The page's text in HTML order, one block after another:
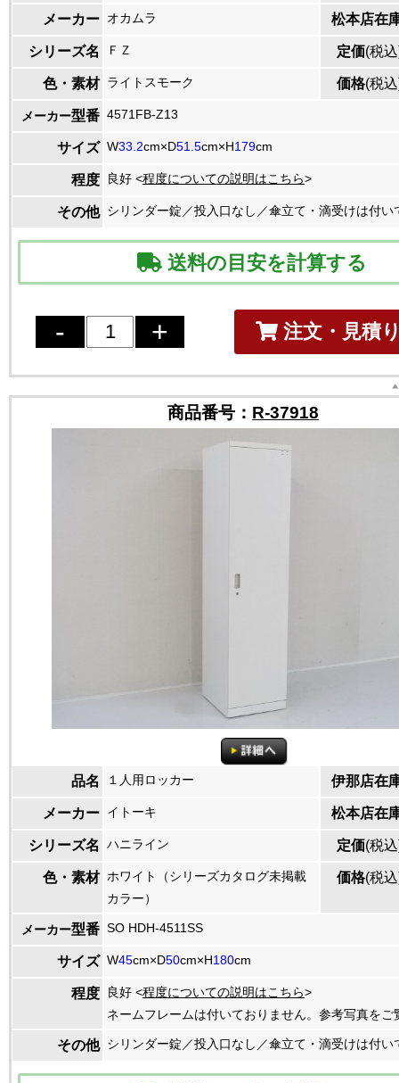
メーカー オカムラ 松本店在
シリーズ名 ＦＺ 定価(税
色・素材 ライトスモーク 価格(税
メーカー型番 4571FB-Z13
サイズ W33.2cm×D51.5cm×H179cm
程度 良好 <程度についての説明はこちら>
その他 シリンダー錠／投入口なし／傘立て・滴受けは付い
送料の目安を計算する
注文・見積
商品番号： R-37918
品名 １人用ロッカー 伊那店在
メーカー イトーキ 松本店在
シリーズ名 ハニライン 定価(税
色・素材 ホワイト（シリーズカタログ未掲載
カラー）
価格(税
メーカー型番 SO HDH-4511SS
サイズ W45cm×D50cm×H180cm
程度 良好 <程度についての説明はこちら>
ネームフレームは付いておりません。参考写真をご
その他 シリンダー錠／投入口なし／傘立て・滴受けは付い